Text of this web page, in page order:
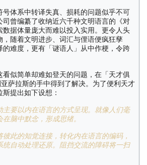
号体系中转译失真、损耗的问题似乎不可
司曾编纂了收纳近六千种文明语言的《对
数据体量庞大而难以投入实用。更令人头
，随着文明进步、词汇与俚语便疯狂孳
的难度，更有「谜语人」从中作梗，令跨
看似简单却难如登天的问题，在「天才俱
萨拉斯的手中得到了解决。为了便利天才
提出如下设想：
主要以内在语言的方式呈现。就像人们毫
脑中默念，形成思绪。
此的知觉连接，转化内在语言的编码，
统自动处理还原。阻挡交流的障碍将一扫